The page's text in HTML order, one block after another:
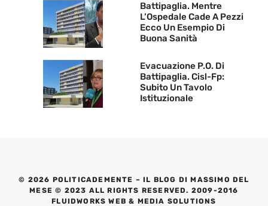
Battipaglia. Mentre
L’Ospedale Cade A Pezzi
Ecco Un Esempio Di
Buona Sanità
Evacuazione P.O. Di
Battipaglia. Cisl-Fp:
Subito Un Tavolo
Istituzionale
© 2026 POLITICADEMENTE – IL BLOG DI MASSIMO DEL
MESE © 2023 ALL RIGHTS RESERVED. 2009-2016
FLUIDWORKS WEB & MEDIA SOLUTIONS